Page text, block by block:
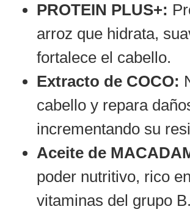
PROTEIN PLUS+:
arroz que hidrata,
fortalece el cabello.
Extracto de COCO:
cabello y repara
incrementando su
Aceite de
poder nutritivo, rico en
vitaminas del grupo B.